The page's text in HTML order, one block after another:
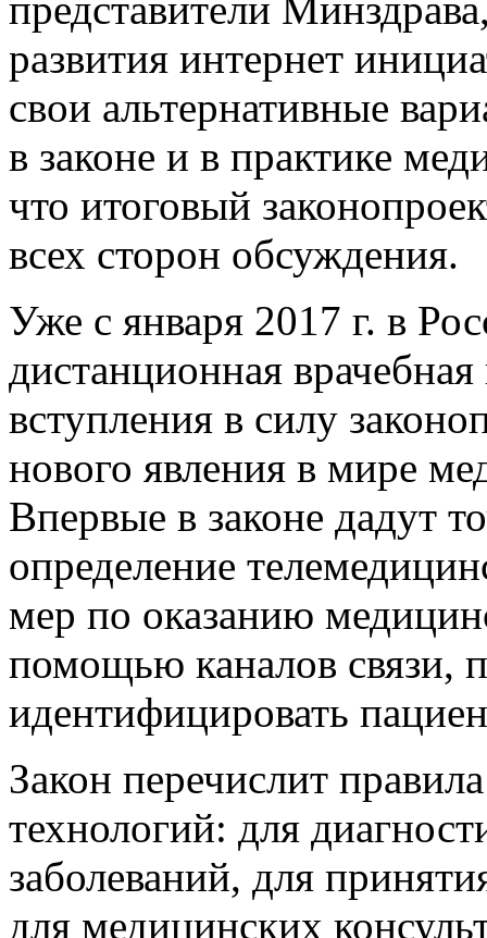
представители
развития интернет
свои альтернативные
в законе и в практике
что итоговый
всех сторон обсуждения.
Уже с января 2017 г. в
дистанционная
вступления в силу
нового явления в мире
Впервые в законе дадут
определение
мер по оказанию
помощью каналов связи,
идентифицировать
Закон перечислит
технологий: для
заболеваний, для
для медицинских